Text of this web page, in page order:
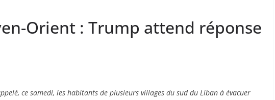
Orient : Trump attend réponse
ce samedi, les habitants de plusieurs villages du sud du Liban à évacuer